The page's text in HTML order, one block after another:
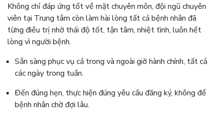
Không chỉ đáp ứng tốt về mặt chuyên môn, đội ngũ chuyên
viên tại Trung tâm còn làm hài lòng tất cả bệnh nhân đã
từng điều trị nhờ thái độ tốt, tận tâm, nhiệt tình, luôn hết
lòng vì người bệnh.
Sẵn sàng phục vụ cả trong và ngoài giờ hành chính, tất cả
các ngày trong tuần.
Đến đúng hẹn, thực hiện đúng yêu cầu đăng ký, không để
bệnh nhân chờ đợi lâu.